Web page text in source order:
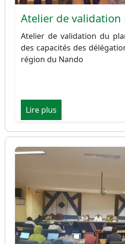
Atelier de validation
Atelier de validation du
des capacités des
région du Nando
Lire plus
Image